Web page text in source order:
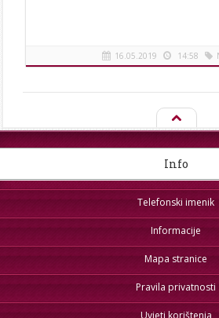
16.05.2019 14:58
Info
Telefonski imenik
Informacije
Mapa stranice
Pravila privatnosti